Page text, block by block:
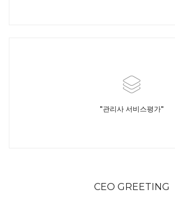
"관리사 서비스평가"
CEO GREETING